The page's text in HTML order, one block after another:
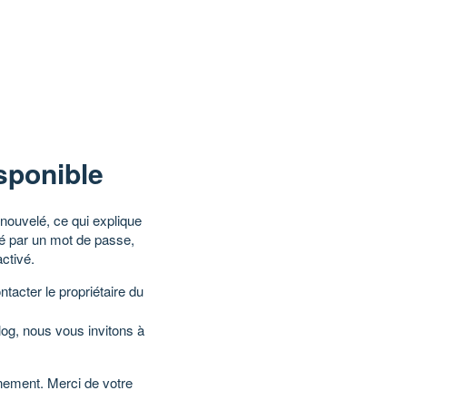
ce qui explique
par un mot de passe,
le propriétaire du
nous vous invitons à
Merci de votre